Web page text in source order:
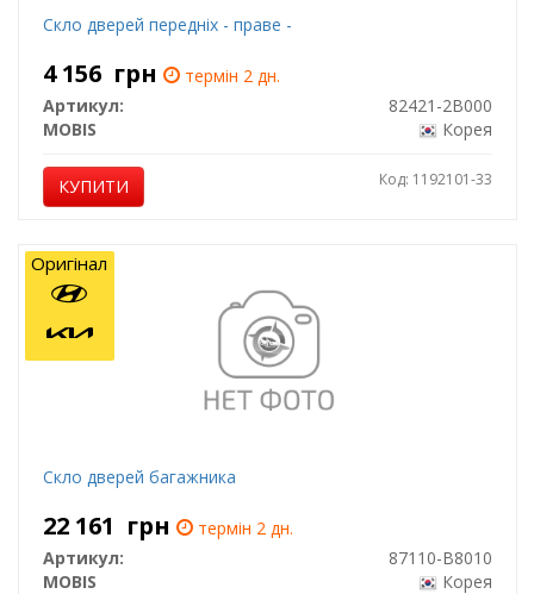
Скло дверей передніх - праве -
4 156 грн
термін 2 дн.
Артикул:
82421-2B000
MOBIS
Корея
КУПИТИ Код: 1192101-33
Скло дверей багажника
22 161 грн
термін 2 дн.
Артикул:
87110-B8010
MOBIS
Корея
Оригінал